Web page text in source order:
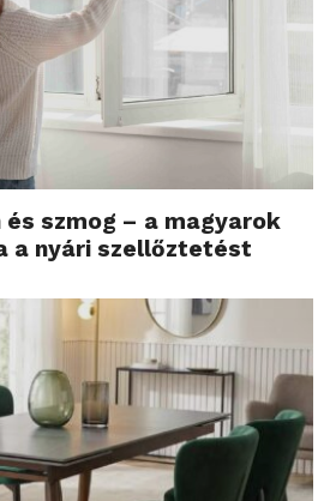
szmog – a magyarok
a nyári szellőztetést